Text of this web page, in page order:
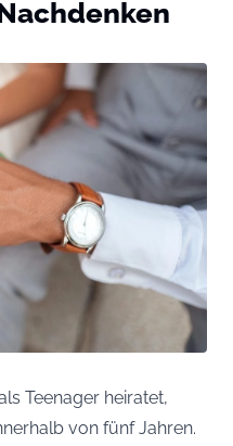
Teenager heiratet,
von fünf Jahren.